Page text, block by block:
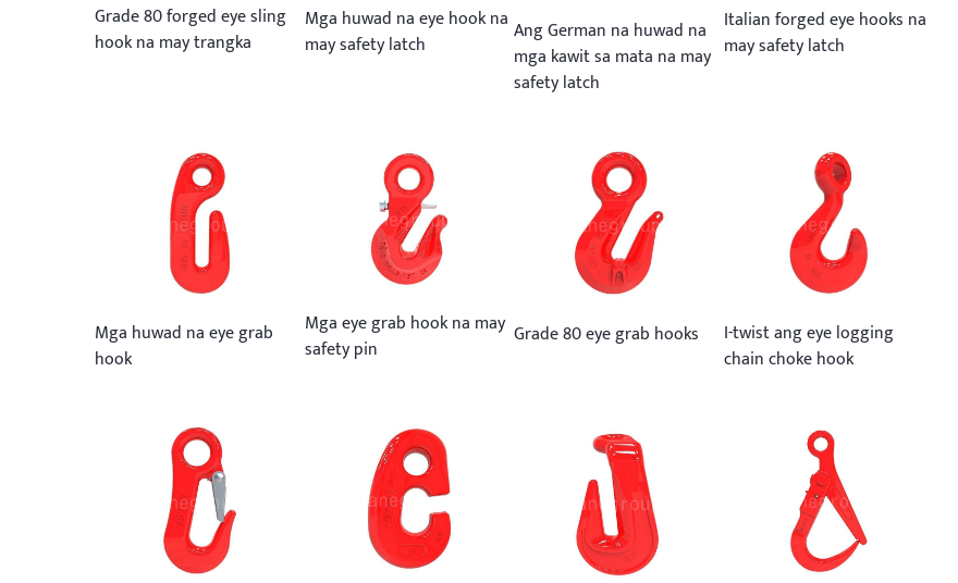
Grade 80 forged eye sling
hook na may trangka
Mga huwad na eye hook na
may safety latch
Ang German na huwad na
mga kawit sa mata na may
safety latch
Italian forged eye hooks na
may safety latch
Mga huwad na eye grab
hook
Mga eye grab hook na may
safety pin
Grade 80 eye grab hooks
I-twist ang eye logging
chain choke hook